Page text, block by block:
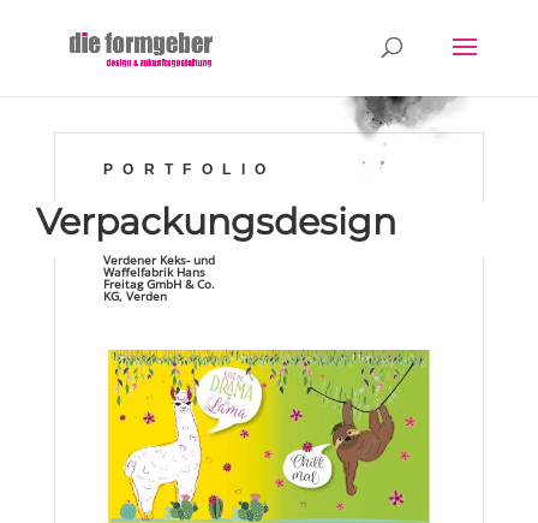
PORTFOLIO
Verpackungsdesign
Verdener Keks- und
Waffelfabrik Hans
Freitag GmbH & Co.
KG, Verden